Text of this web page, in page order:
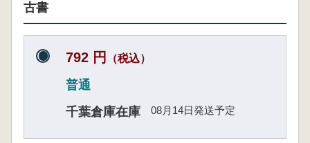
古書
792 円 （税込）
普通
千葉倉庫在庫
08月14日発送予定